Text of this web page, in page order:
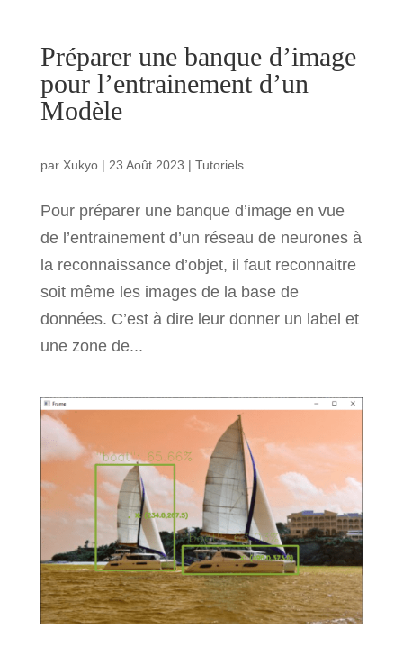
Préparer une banque d’image
pour l’entrainement d’un
Modèle
par Xukyo| 23 Août 2023 | Tutoriels
Pour préparer une banque d’image en vue
de l’entrainement d’un réseau de neurones à
la reconnaissance d’objet, il faut reconnaitre
soit même les images de la base de
données. C’est à dire leur donner un label et
une zone de...